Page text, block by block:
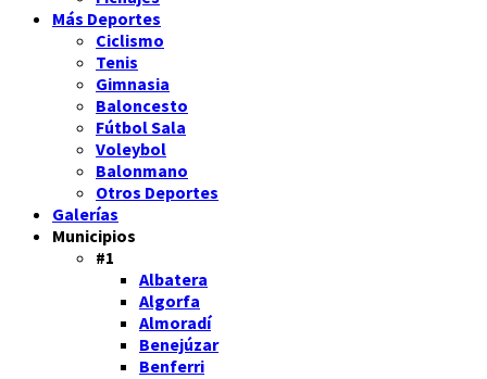
Más Deportes
Ciclismo
Tenis
Gimnasia
Baloncesto
Fútbol Sala
Voleybol
Balonmano
Otros Deportes
Galerías
Municipios
#1
Albatera
Algorfa
Almoradí
Benejúzar
Benferri